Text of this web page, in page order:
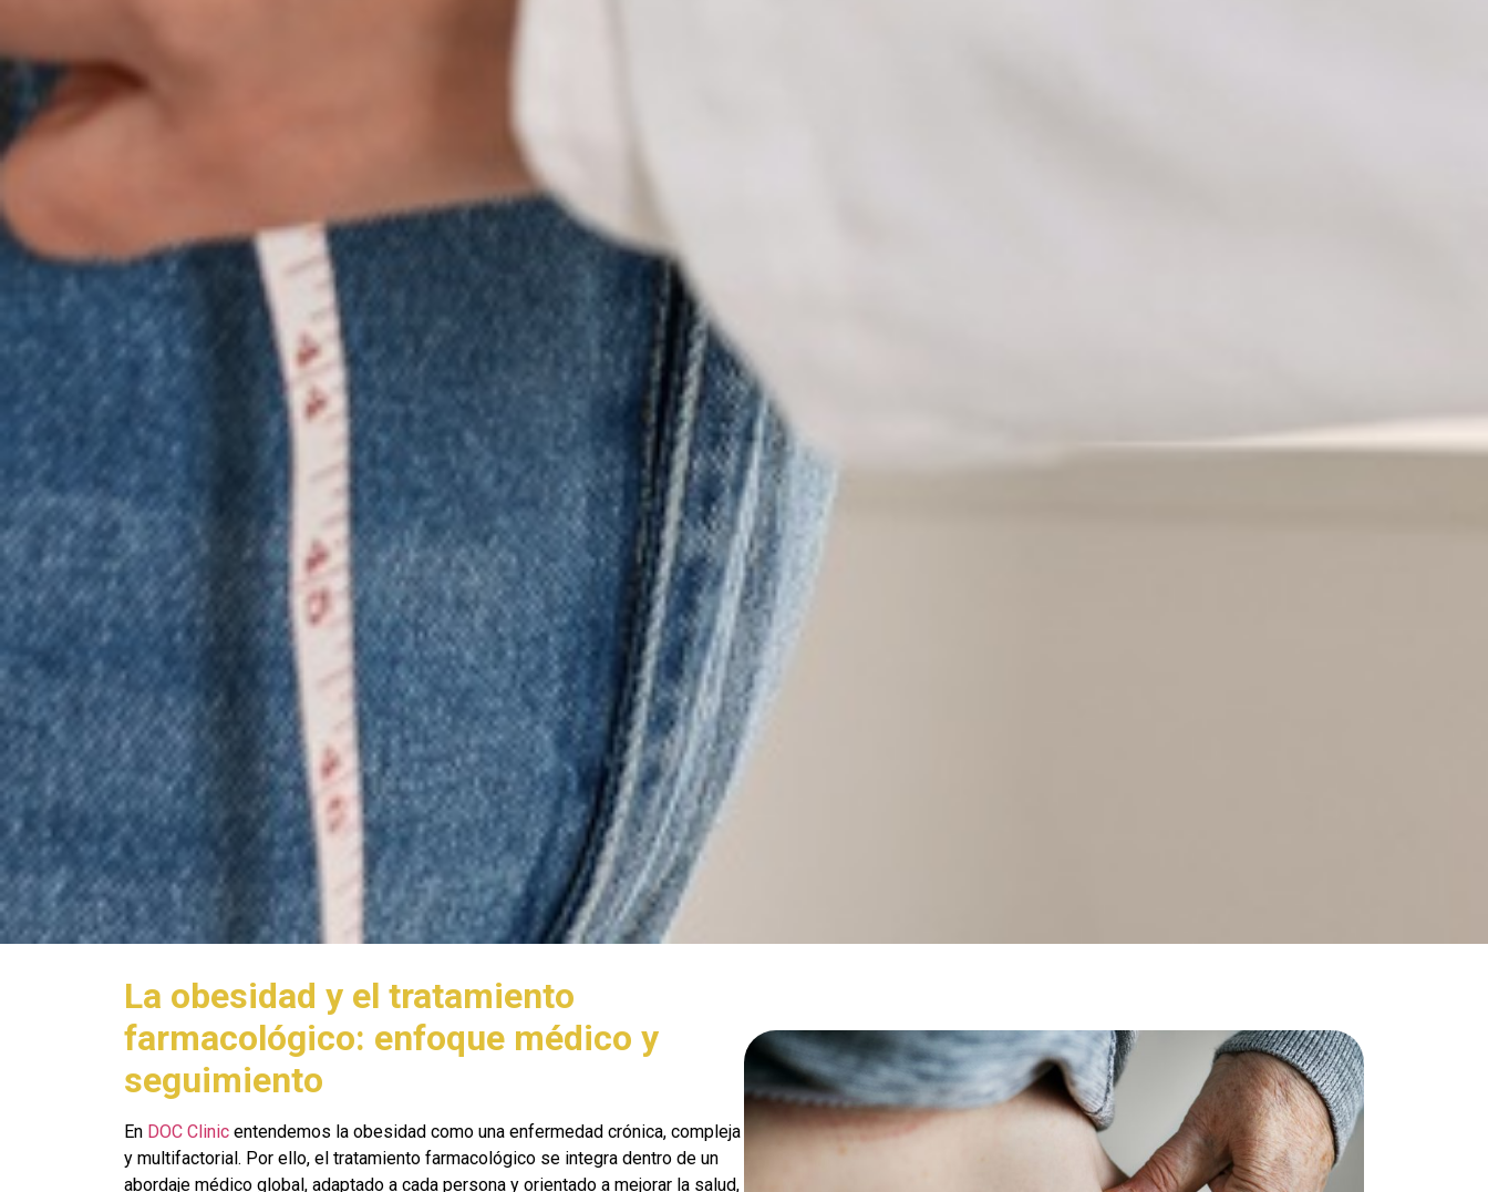
La obesidad y el tratamiento
farmacológico: enfoque médico y
seguimiento
En DOC Clinic entendemos la obesidad como una enfermedad crónica, compleja
y multifactorial. Por ello, el tratamiento farmacológico se integra dentro de un
abordaje médico global, adaptado a cada persona y orientado a mejorar la salud,